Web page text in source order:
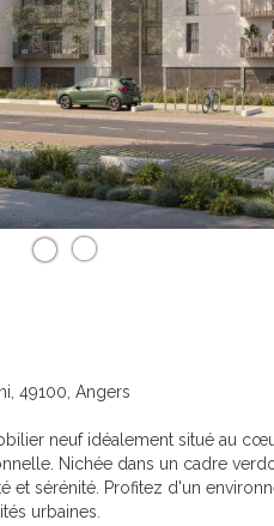
49100, Angers
neuf idéalement situé au
Nichée dans un cadre
sérénité. Profitez d'un
urbaines.